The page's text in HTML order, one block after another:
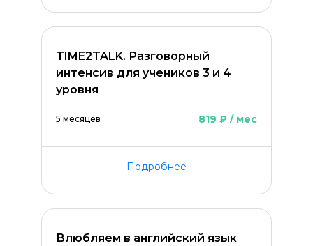
TIME2TALK. Разговорный
интенсив для учеников 3 и 4
уровня
5 месяцев 819 ₽ / мес
Подробнее
Влюбляем в английский язык
Оставить комментарий